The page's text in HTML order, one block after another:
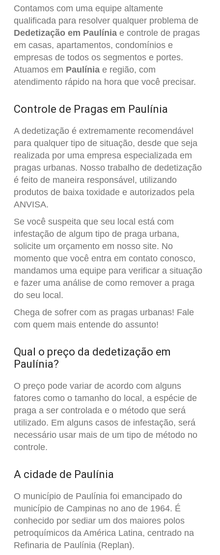
Contamos com uma equipe altamente
qualificada para resolver qualquer problema de
Dedetização em Paulínia e controle de pragas
em casas, apartamentos, condomínios e
empresas de todos os segmentos e portes.
Atuamos em Paulínia e região, com
atendimento rápido na hora que você precisar.
Controle de Pragas em Paulínia
A dedetização é extremamente recomendável
para qualquer tipo de situação, desde que seja
realizada por uma empresa especializada em
pragas urbanas. Nosso trabalho de dedetização
é feito de maneira responsável, utilizando
produtos de baixa toxidade e autorizados pela
ANVISA.
Se você suspeita que seu local está com
infestação de algum tipo de praga urbana,
solicite um orçamento em nosso site. No
momento que você entra em contato conosco,
mandamos uma equipe para verificar a situação
e fazer uma análise de como remover a praga
do seu local.
Chega de sofrer com as pragas urbanas! Fale
com quem mais entende do assunto!
Qual o preço da dedetização em
Paulínia?
O preço pode variar de acordo com alguns
fatores como o tamanho do local, a espécie de
praga a ser controlada e o método que será
utilizado. Em alguns casos de infestação, será
necessário usar mais de um tipo de método no
controle.
A cidade de Paulínia
O município de Paulínia foi emancipado do
município de Campinas no ano de 1964. É
conhecido por sediar um dos maiores polos
petroquímicos da América Latina, centrado na
Refinaria de Paulínia (Replan).